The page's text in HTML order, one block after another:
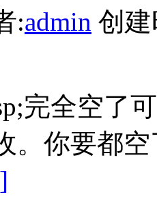
:admin 创
完全空了
。你要都